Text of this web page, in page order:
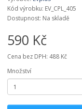
Kód výrobku: EV_CPL_405
Dostupnost: Na skladě
590 Kč
Cena bez DPH: 488 Kč
Množství